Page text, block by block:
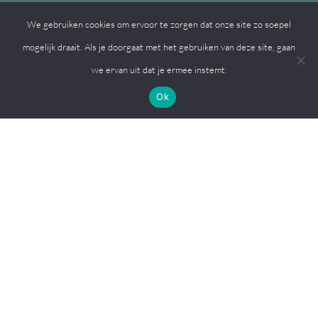
We gebruiken cookies om ervoor te zorgen dat onze site zo soepel
mogelijk draait. Als je doorgaat met het gebruiken van deze site, gaan
we ervan uit dat je ermee instemt.
Ok